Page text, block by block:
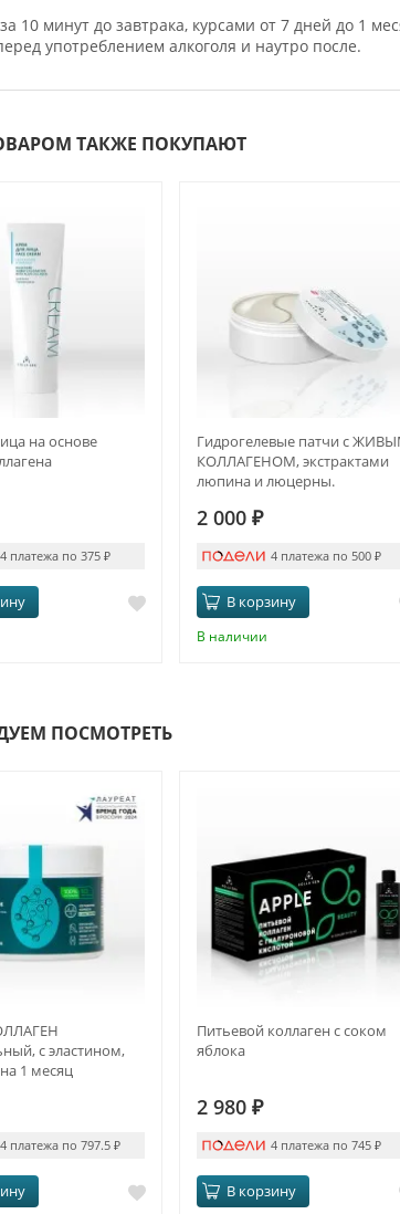
10 минут до завтрака, курсами от 7 дней до 1
употреблением алкоголя и наутро после.
ТАКЖЕ ПОКУПАЮТ
на основе
4 платежа по 375₽
Гидрогелевые патчи с
КОЛЛАГЕНОМ, экстрактами
люпина и люцерны.
ANTI-AGE
2 000 ₽
4 платежа по 500₽
В корзину
В наличии
ПОСМОТРЕТЬ
с эластином,
1 месяц
4 платежа по 797.5₽
Питьевой коллаген с соком
яблока
2 980 ₽
4 платежа по 745₽
В корзину